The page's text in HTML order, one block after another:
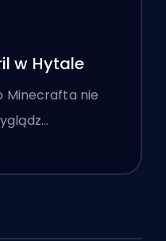
w Hytale
Minecrafta nie